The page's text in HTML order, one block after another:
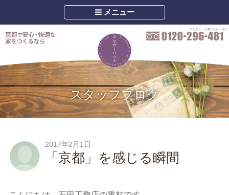
メニュー
スタッフブログ
2017年2月1日
「京都」を感じる瞬間